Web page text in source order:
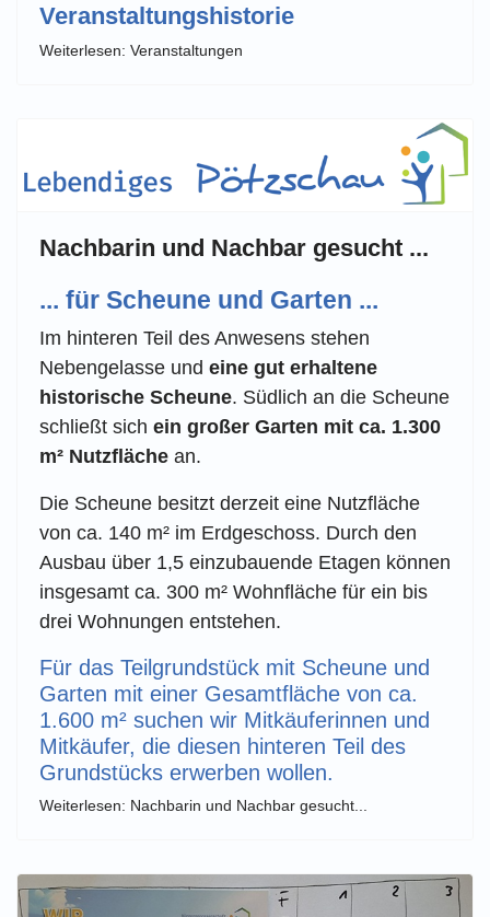
Veranstaltungshistorie
Weiterlesen: Veranstaltungen
Nachbarin und Nachbar gesucht ...
... für Scheune und Garten ...
Im hinteren Teil des Anwesens stehen
Nebengelasse und eine gut erhaltene
historische Scheune. Südlich an die Scheune
schließt sich ein großer Garten mit ca. 1.300
m² Nutzfläche an.
Die Scheune besitzt derzeit eine Nutzfläche
von ca. 140 m² im Erdgeschoss. Durch den
Ausbau über 1,5 einzubauende Etagen können
insgesamt ca. 300 m² Wohnfläche für ein bis
drei Wohnungen entstehen.
Für das Teilgrundstück mit Scheune und
Garten mit einer Gesamtfläche von ca.
1.600 m² suchen wir Mitkäuferinnen und
Mitkäufer, die diesen hinteren Teil des
Grundstücks erwerben wollen.
Weiterlesen: Nachbarin und Nachbar gesucht...